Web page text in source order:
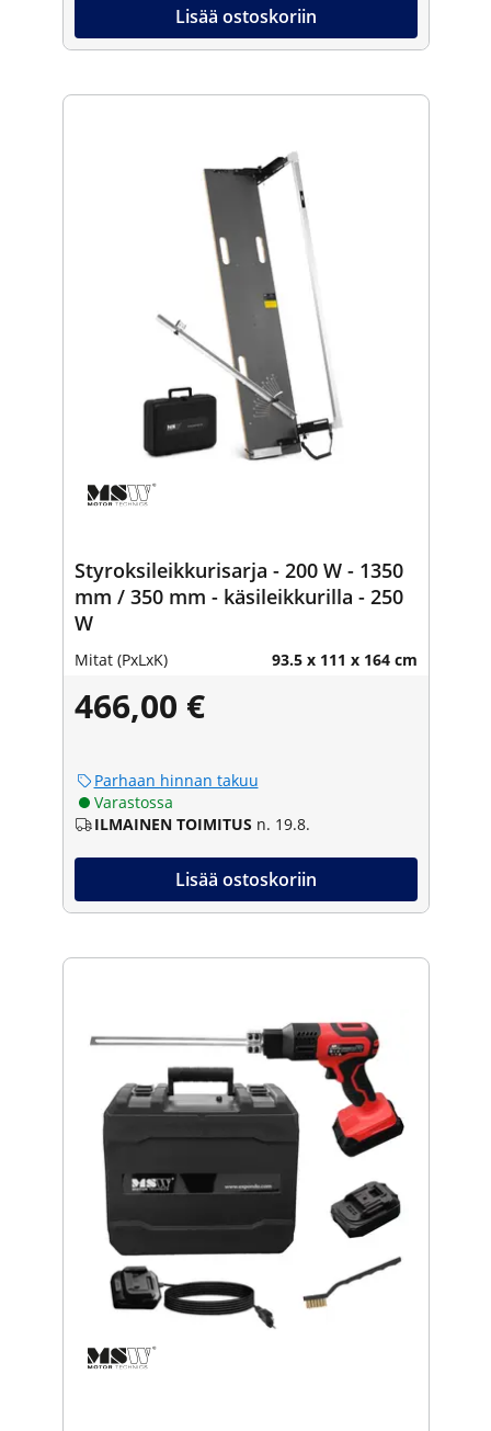
Lisää ostoskoriin
Styroksileikkurisarja - 200 W - 1350
mm / 350 mm - käsileikkurilla - 250
W
Mitat (PxLxK) 93.5 x 111 x 164 cm
466,00 €
Parhaan hinnan takuu
Varastossa
ILMAINEN TOIMITUS n. 19.8.
Lisää ostoskoriin